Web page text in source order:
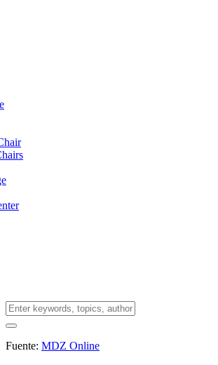
Fuente: MDZ Online